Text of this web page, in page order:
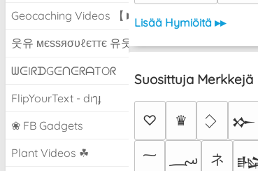
Geocaching Videos 【►】
웃유 мєѕѕяσυℓєттє 유웃
ᗯᕮIᖇᗪGᕮᑎᕮᖇᗩTOᖇ
FlipYourText - dıๅɟ
❀ FB Gadgets
Plant Videos ☘
Lisää Hymiöitä ▸▸
Suosittuja Merkkejä
♡ ♛ 𒁍
؄ ネ